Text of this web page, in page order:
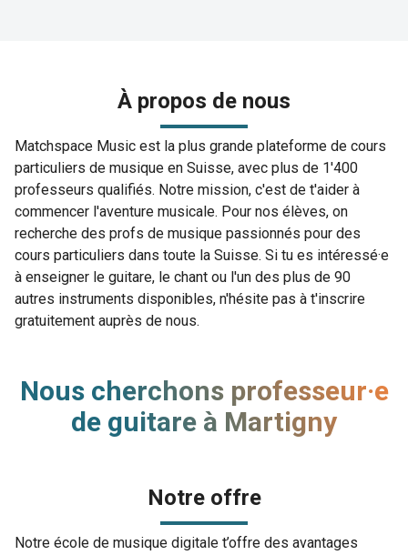
À propos de nous
Matchspace Music est la plus grande plateforme de cours
particuliers de musique en Suisse, avec plus de 1'400
professeurs qualifiés. Notre mission, c'est de t'aider à
commencer l'aventure musicale. Pour nos élèves, on
recherche des profs de musique passionnés pour des
cours particuliers dans toute la Suisse. Si tu es intéressé·e
à enseigner le guitare, le chant ou l'un des plus de 90
autres instruments disponibles, n'hésite pas à t'inscrire
gratuitement auprès de nous.
Nous cherchons professeur·e
de guitare à Martigny
Notre offre
Notre école de musique digitale t’offre des avantages